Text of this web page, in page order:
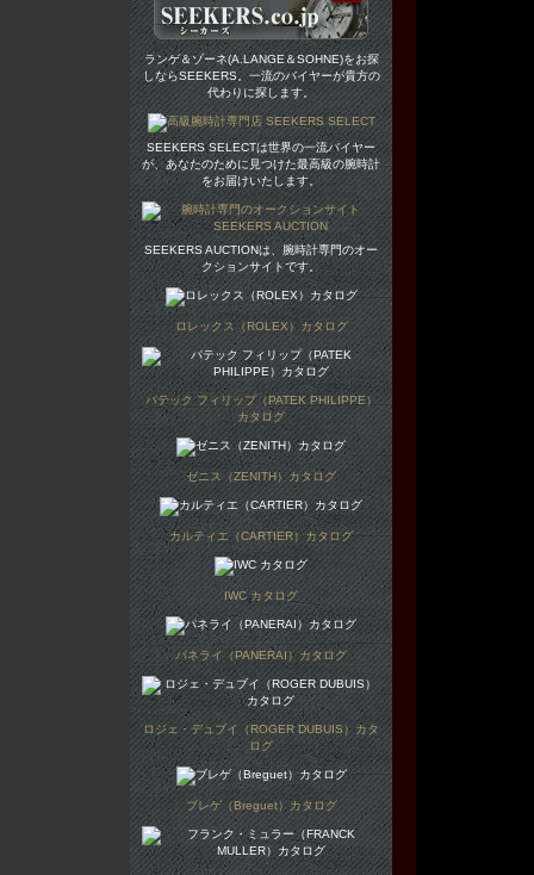
ランゲ＆ゾーネ(A.LANGE＆SOHNE)をお探
しならSEEKERS。一流のバイヤーが貴方の
代わりに探します。
SEEKERS SELECTは世界の一流バイヤー
が、あなたのために見つけた最高級の腕時計
をお届けいたします。
SEEKERS AUCTIONは、腕時計専門のオー
クションサイトです。
ロレックス（ROLEX）カタログ
パテック フィリップ（PATEK PHILIPPE）
カタログ
ゼニス（ZENITH）カタログ
カルティエ（CARTIER）カタログ
IWC カタログ
パネライ（PANERAI）カタログ
ロジェ・デュブイ（ROGER DUBUIS）カタ
ログ
ブレゲ（Breguet）カタログ